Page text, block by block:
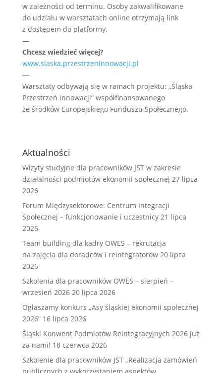
w zależności od terminu. Osoby zakwalifikowane
do udziału w warsztatach online otrzymają link
z dostępem do platformy.
—
Chcesz wiedzieć więcej?
www.slaska.przestrzeninnowacji.pl
—
Warsztaty odbywają się w ramach projektu: „Śląska
Przestrzeń innowacji” współfinansowanego
ze środków Europejskiego Funduszu Społecznego.
Aktualności
Wizyty studyjne dla pracowników JST w zakresie
działalności podmiotów ekonomii społecznej 27 lipca
2026
Forum Międzysektorowe: Centrum Integracji
Społecznej – funkcjonowanie i uczestnicy 21 lipca
2026
Team building dla kadry OWES – rekrutacja
na zajęcia dla doradców i reintegratorów 20 lipca
2026
Szkolenia dla pracowników OWES – sierpień –
wrzesień 2026 20 lipca 2026
Ogłaszamy konkurs „Asy śląskiej ekonomii społecznej
2026” 16 lipca 2026
Śląski Konwent Podmiotów Reintegracyjnych 2026 już
za nami! 18 czerwca 2026
Szkolenie dla pracowników JST „Realizacja zamówień